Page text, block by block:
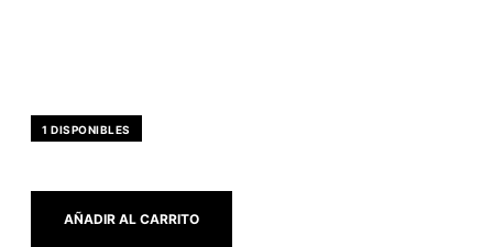
1 DISPONIBLES
AÑADIR AL CARRITO